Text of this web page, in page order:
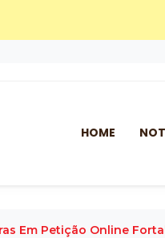
HOME
Em Petição Online